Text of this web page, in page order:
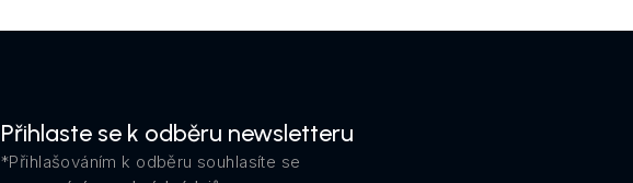
Přihlaste se k odběru newsletteru
*Přihlašováním k odběru souhlasíte se